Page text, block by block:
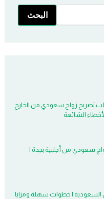
البحث
عن طلب تصريح زواج سعودي من الخارج
الشائعة
سعودي من أجنبية بجدة |
السعودية | خطوات سهلة ومزايا